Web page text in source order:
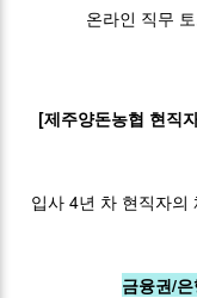
온라인 직무
[제주양돈농협 현직
입사 4년 차 현직자의
금융권/